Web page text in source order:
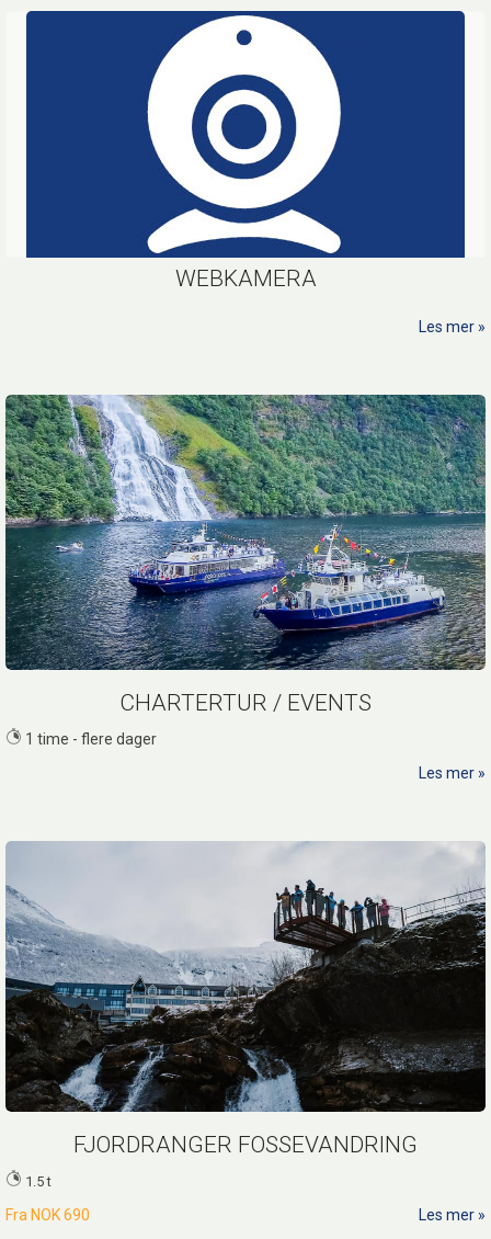
FJORDRANGER FOSSEVANDRING
1.5 t
Fra NOK 690 Les mer
CHARTERTUR / EVENTS
1 time - flere dager
Les mer
WEBKAMERA
Les mer